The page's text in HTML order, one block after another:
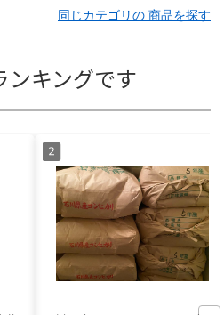
同じカテゴリの 商品を探す
ンキングです